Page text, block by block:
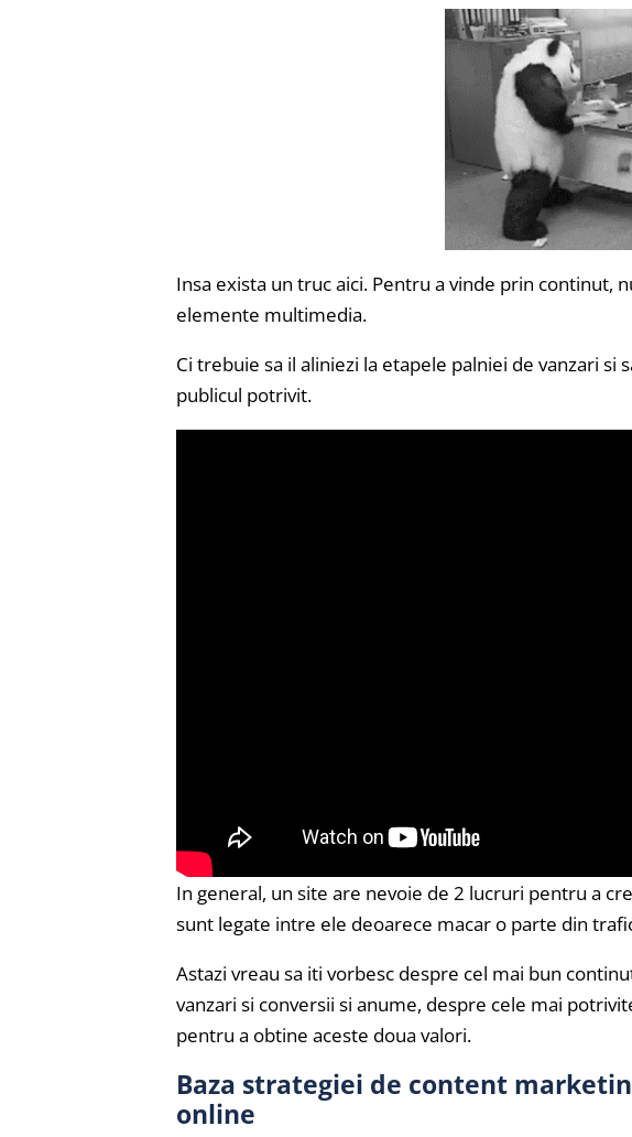
Insa exista un truc aici. Pentru a vinde prin continut,
elemente multimedia.
Ci trebuie sa il aliniezi la etapele palniei de vanzari
publicul potrivit.
In general, un site are nevoie de 2 lucruri pentru a
sunt legate intre ele deoarece macar o parte din
Astazi vreau sa iti vorbesc despre cel mai bun
vanzari si conversii si anume, despre cele mai
pentru a obtine aceste doua valori.
Baza strategiei de content
online